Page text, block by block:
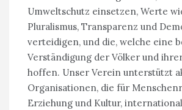
Umweltschutz einsetzen, Werte
Pluralismus, Transparenz und
verteidigen, und die, welche eine
Verständigung der Völker und
hoffen. Unser Verein unterstützt
Organisationen, die für
Erziehung und Kultur,